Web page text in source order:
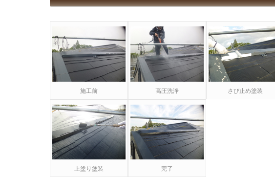
施工前 高圧洗浄 さび止め塗装
上塗り塗装 完了